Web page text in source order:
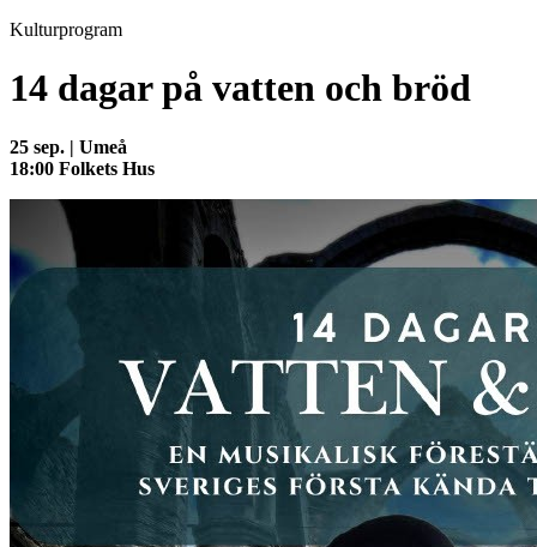
Kulturprogram
14 dagar på vatten och bröd
25 sep. | Umeå
18:00 Folkets Hus